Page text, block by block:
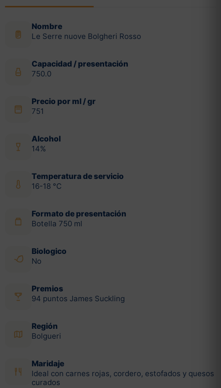
Nombre
Le Serre nuove Bolgheri Rosso
Capacidad / presentación
750.0
Precio por ml / gr
751
Alcohol
14%
Temperatura de servicio
16-18 °C
Formato de presentación
Botella 750 ml
Biologico
No
Premios
94 puntos James Suckling
Región
Bolgueri
Maridaje
Ideal con carnes rojas, cordero, estofados y quesos
curados